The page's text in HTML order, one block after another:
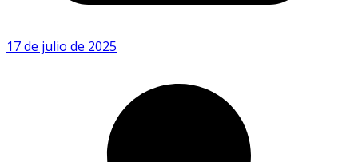
17 de julio de 2025